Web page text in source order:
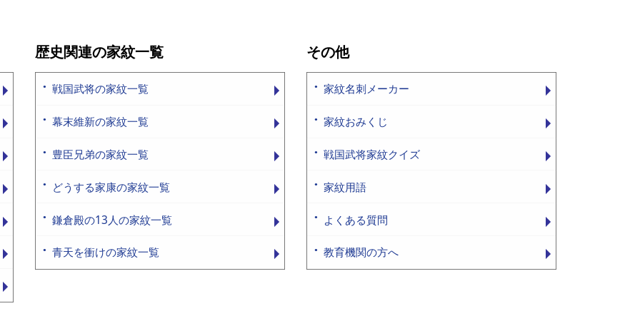
歴史関連の家紋一覧
戦国武将の家紋一覧
幕末維新の家紋一覧
豊臣兄弟の家紋一覧
どうする家康の家紋一覧
鎌倉殿の13人の家紋一覧
青天を衝けの家紋一覧
その他
家紋名刺メーカー
家紋おみくじ
戦国武将家紋クイズ
家紋用語
よくある質問
教育機関の方へ